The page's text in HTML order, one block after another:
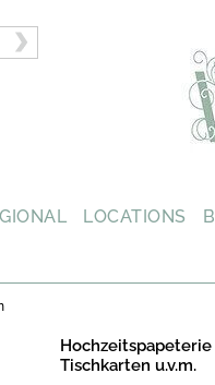
LOCATIONS
Tischkarten u.v.m.